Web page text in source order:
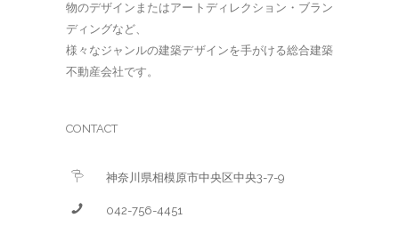
物のデザインまたはアートディレクション・ブラン
ディングなど、
様々なジャンルの建築デザインを手がける総合建築
不動産会社です。
CONTACT
神奈川県相模原市中央区中央3-7-9
042-756-4451